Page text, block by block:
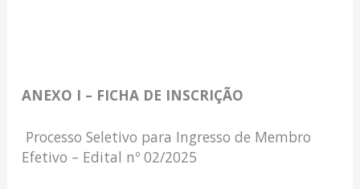
ANEXO I – FICHA DE INSCRIÇÃO
Processo Seletivo para Ingresso de Membro
Efetivo – Edital nº 02/2025